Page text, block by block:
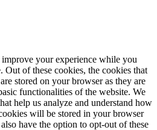
your experience while you
Out of these cookies, the cookies that
stored on your browser as they are
functionalities of the website. We
help us analyze and understand how
will be stored in your browser
have the option to opt-out of these